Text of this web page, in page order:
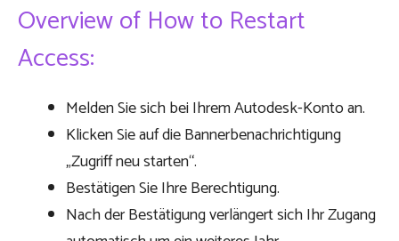
Overview of How to Restart
Access:
Melden Sie sich bei Ihrem Autodesk-Konto an.
Klicken Sie auf die Bannerbenachrichtigung
„Zugriff neu starten“.
Bestätigen Sie Ihre Berechtigung.
Nach der Bestätigung verlängert sich Ihr Zugang